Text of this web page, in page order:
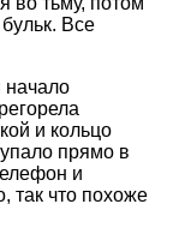
Все
начало
и кольцо
прямо в
и
так что похоже